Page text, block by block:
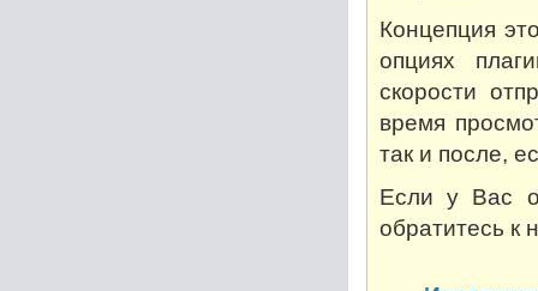
Концепция
опциях
скорости
время
так и после,
Если у Вас
обратитесь к